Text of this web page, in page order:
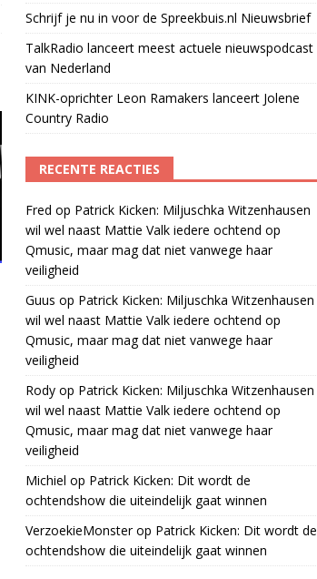
Schrijf je nu in voor de Spreekbuis.nl Nieuwsbrief
TalkRadio lanceert meest actuele nieuwspodcast
van Nederland
KINK-oprichter Leon Ramakers lanceert Jolene
Country Radio
RECENTE REACTIES
Fred op Patrick Kicken: Miljuschka Witzenhausen
wil wel naast Mattie Valk iedere ochtend op
Qmusic, maar mag dat niet vanwege haar
veiligheid
Guus op Patrick Kicken: Miljuschka Witzenhausen
wil wel naast Mattie Valk iedere ochtend op
Qmusic, maar mag dat niet vanwege haar
veiligheid
Rodyop Patrick Kicken: Miljuschka Witzenhausen
wil wel naast Mattie Valk iedere ochtend op
Qmusic, maar mag dat niet vanwege haar
veiligheid
Michiel op Patrick Kicken: Dit wordt de
ochtendshow die uiteindelijk gaat winnen
VerzoekieMonsterop Patrick Kicken: Dit wordt de
ochtendshow die uiteindelijk gaat winnen